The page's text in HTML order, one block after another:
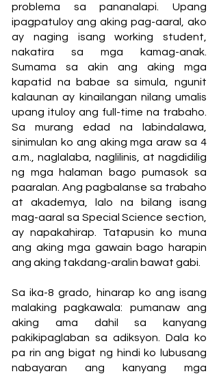
problema sa pananalapi. Upang
ipagpatuloy ang aking pag-aaral, ako
ay naging isang working student,
nakatira sa mga kamag-anak.
Sumama sa akin ang aking mga
kapatid na babae sa simula, ngunit
kalaunan ay kinailangan nilang umalis
upang ituloy ang full-time na trabaho.
Sa murang edad na labindalawa,
sinimulan ko ang aking mga araw sa 4
a.m., naglalaba, naglilinis, at nagdidilig
ng mga halaman bago pumasok sa
paaralan. Ang pagbalanse sa trabaho
at akademya, lalo na bilang isang
mag-aaral sa Special Science section,
ay napakahirap. Tatapusin ko muna
ang aking mga gawain bago harapin
ang aking takdang-aralin bawat gabi.
Sa ika-8 grado, hinarap ko ang isang
malaking pagkawala: pumanaw ang
aking ama dahil sa kanyang
pakikipaglaban sa adiksyon. Dala ko
pa rin ang bigat ng hindi ko lubusang
nabayaran ang kanyang mga